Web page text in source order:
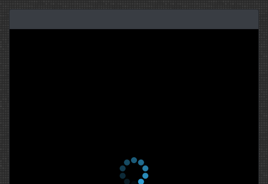
2 сезон 13 серия
Episode 13
Episode 8